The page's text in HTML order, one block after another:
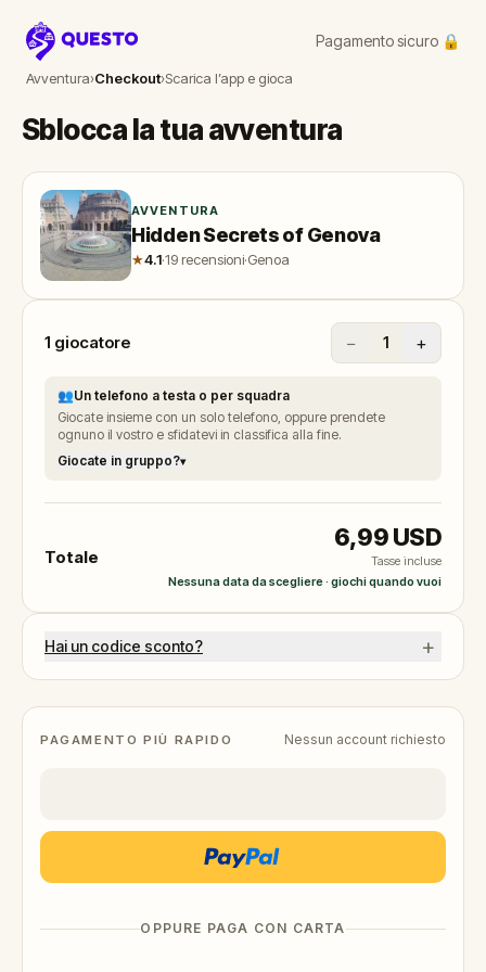
Questo
Pagamento sicuro 🔒
Avventura›Checkout›Scarica l’app e gioca
Sblocca la tua avventura
PAGAMENTO PIÙ RAPIDO Nessun account richiesto
OPPURE PAGA CON CARTA
AVVENTURA
Hidden Secrets of Genova
★4.1·19 recensioni·Genoa
1 giocatore − 1 +
👥Un telefono a testa o per squadra
Giocate insieme con un solo telefono, oppure prendete
ognuno il vostro e sfidatevi in classifica alla fine.
Giocate in gruppo?▾
Totale
6,99 USD
Tasse incluse
Nessuna data da scegliere · giochi quando vuoi
Hai un codice sconto? +